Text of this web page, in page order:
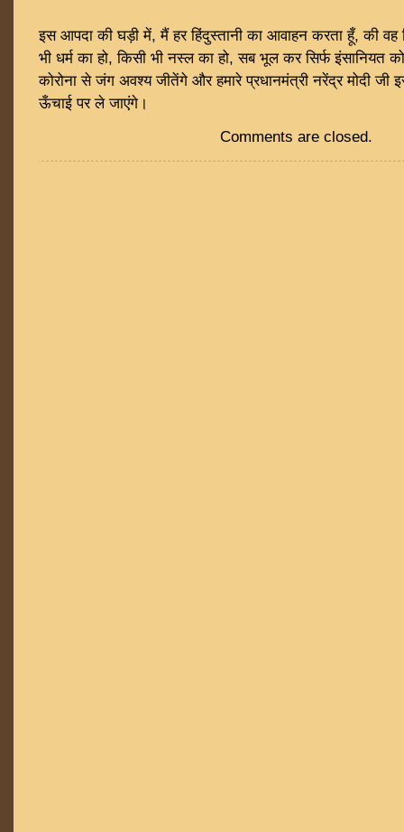
इस आपदा की घड़ी में, मैं हर हिंदुस्तानी का आवाहन करता हूँ, की वह
भी धर्म का हो, किसी भी नस्ल का हो, सब भूल कर सिर्फ इंसानियत
कोरोना से जंग अवश्य जीतेंगे और हमारे प्रधानमंत्री नरेंद्र मोदी
ऊँचाई पर ले जाएंगे।
Comments are closed.